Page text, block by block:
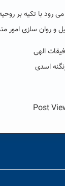
رود با تکیه بر
و روان سازی امور
الهی
اسدی
Post